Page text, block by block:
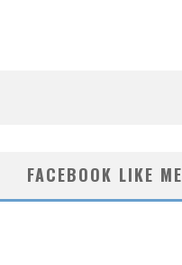
FACEBOOK LIKE ME